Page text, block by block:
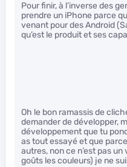
Pour finir, à l’inverse des
prendre un iPhone parce
venant pour des Android
qu’est le produit et ses
Oh le bon ramassis de
demander de développer,
développement que tu
as tout essayé et que
autres, non ce n’est pas un
goûts les couleurs) je ne